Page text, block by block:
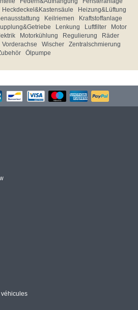
Heckdeckel&Kastensäule
Heizung&Lüftung
Keilriemen
Kraftstoffanlage
Lenkung Luftfilter
Motor
Motorkühlung Regulierung
Räder
Vorderachse Wischer
Zentralschmierung
Ölpumpe